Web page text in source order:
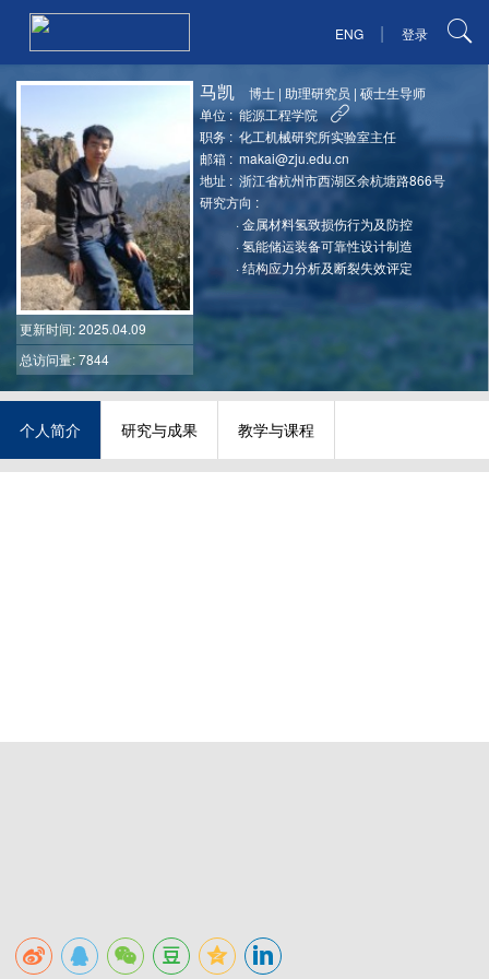
ENG | 登录
更新时间: 2025.04.09
总访问量: 7844
马凯 博士 | 助理研究员 |硕士生导师
单位 : 能源工程学院
职务 : 化工机械研究所实验室主任
邮箱 : makai@zju.edu.cn
地址 : 浙江省杭州市西湖区余杭塘路866号
研究方向 :
·金属材料氢致损伤行为及防控
·氢能储运装备可靠性设计制造
·结构应力分析及断裂失效评定
个人简介 研究与成果 教学与课程